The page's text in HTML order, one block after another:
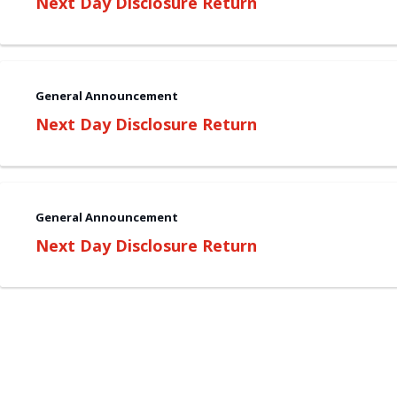
General Announcement
Next Day Disclosure Return
General Announcement
Next Day Disclosure Return